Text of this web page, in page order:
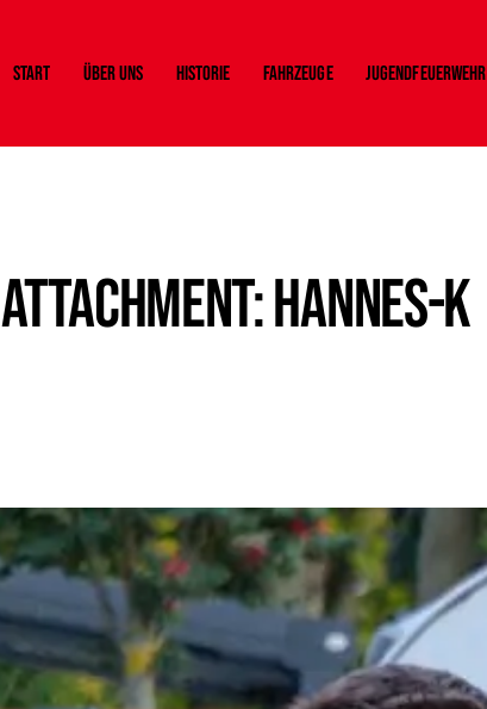
Start Über uns Historie Fahrzeuge Jugendfeuerwehr
Attachment: hannes-k